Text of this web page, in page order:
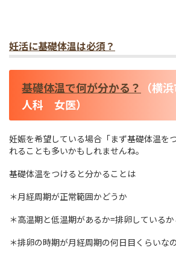
妊活に基礎体温は必須？
基礎体温で何が分かる？
（横
人科 女医）
妊娠を希望している場合「まず基礎体温を
れることも多いかもしれませんね。
基礎体温をつけると分かることは
＊月経周期が正常範囲かどうか
＊高温期と低温期があるか=排卵している
＊排卵の時期が月経周期の何日目くらいな